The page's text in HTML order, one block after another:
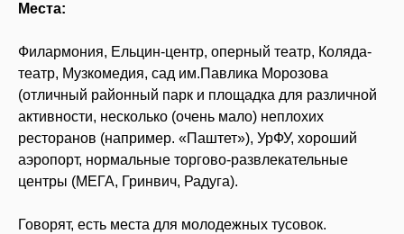
Места:
Филармония, Ельцин-центр, оперный театр, Коляда-
театр, Музкомедия, сад им.Павлика Морозова
(отличный районный парк и площадка для различной
активности, несколько (очень мало) неплохих
ресторанов (например. «Паштет»), УрФУ, хороший
аэропорт, нормальные торгово-развлекательные
центры (МЕГА, Гринвич, Радуга).
Говорят, есть места для молодежных тусовок.